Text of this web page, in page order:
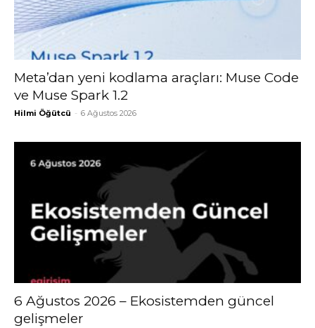
Meta’dan yeni kodlama araçları: Muse Code
ve Muse Spark 1.2
Hilmi Öğütcü - 6 Ağustos 2026
6 Ağustos 2026 – Ekosistemden güncel
gelişmeler